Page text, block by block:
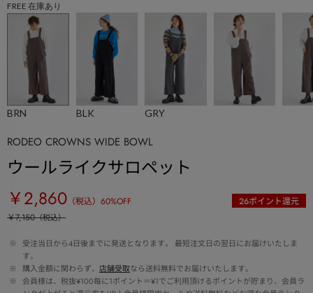
FREE 在庫あり
BRN BLK GRY
RODEO CROWNS WIDE BOWL
ウールライクサロペット
￥2,860 （税込） 60%OFF 26ポイント還元
￥7,150（税込）
※
受注当日から4日後までに発送となります。 最短注文日の翌日にお届けいたしま
す。
※
購入金額に関わらず、 店舗受取なら送料無料でお届けいたします。
※
会員様は、税抜¥100毎に1ポイント＝¥1でご利用頂けるポイントが貯まり、会員ラ